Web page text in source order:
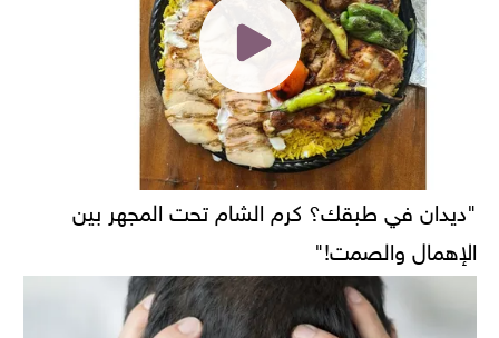
"ديدان في طبقك؟ كرم الشام تحت المجهر بين
الإهمال والصمت!"